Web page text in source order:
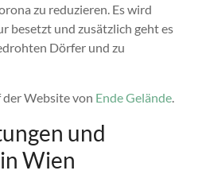
zu reduzieren. Es wird
besetzt und zusätzlich geht es
Dörfer und zu
Website von Ende Gelände.
und
Wien